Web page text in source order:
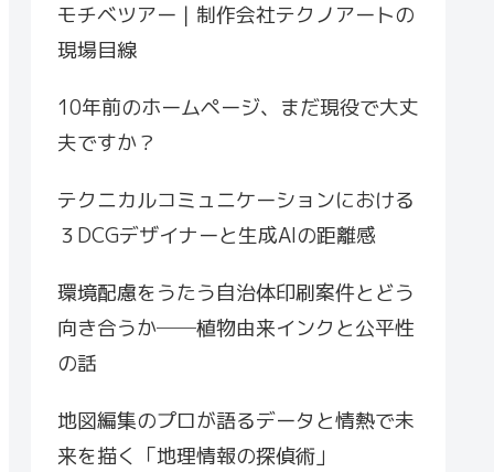
モチベツアー｜制作会社テクノアートの
現場目線
10年前のホームページ、まだ現役で大丈
夫ですか？
テクニカルコミュニケーションにおける
３DCGデザイナーと生成AIの距離感
環境配慮をうたう自治体印刷案件とどう
向き合うか──植物由来インクと公平性
の話
地図編集のプロが語るデータと情熱で未
来を描く「地理情報の探偵術」